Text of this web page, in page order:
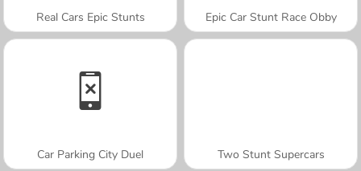
Real Cars Epic Stunts Epic Car Stunt Race Obby
Car Parking City Duel Two Stunt Supercars